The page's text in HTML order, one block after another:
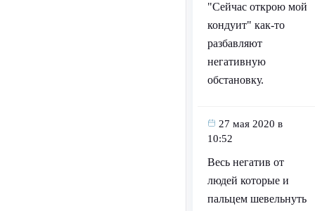
"Сейчас открою мой
кондуит" как-то
разбавляют
негативную
обстановку.
27 мая 2020 в
10:52
Весь негатив от
людей которые и
пальцем шевельнуть